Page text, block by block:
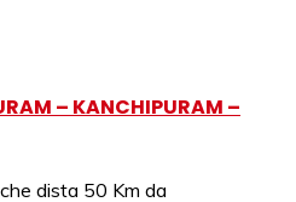
– KANCHIPURAM –
che dista 50 Km da